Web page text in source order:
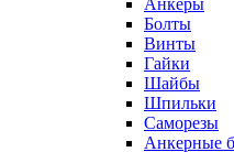
Анкеры
Болты
Винты
Гайки
Шайбы
Шпильки
Саморезы
Анкерные